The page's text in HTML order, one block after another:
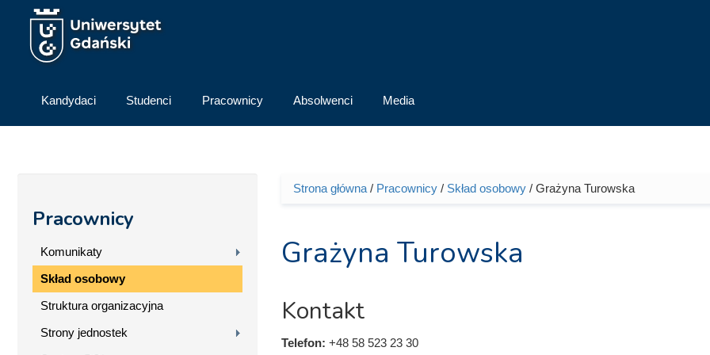
Przejdź do treści
Kandydaci Studenci Pracownicy Absolwenci Media
Pracownicy
Komunikaty
Skład osobowy
Struktura organizacyjna
Strony jednostek
Jesteś tutaj
Strona główna/ Pracownicy/ Skład osobowy/ Grażyna Turowska
Grażyna Turowska
Kontakt
Telefon: +48 58 523 23 30